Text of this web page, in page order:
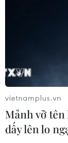
TIN
vietnamplus.vn
Mảnh vỡ tên
dấy lên lo